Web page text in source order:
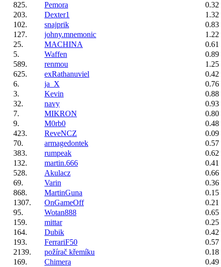
825.
Pemora
0.32
203.
Dexter1
1.32
102.
snajprik
0.83
127.
johny.mnemonic
1.22
25.
MACHINA
0.61
5.
Waffen
0.89
589.
renmou
1.25
625.
exRathanuviel
0.42
6.
ja_X
0.76
3.
Kevin
0.88
32.
navy
0.93
7.
MIKRON
0.80
9.
M0rb0
0.48
423.
ReveNCZ
0.09
70.
armagedontek
0.57
383.
rumpeak
0.62
132.
martin.666
0.41
528.
Akulacz
0.66
69.
Varin
0.36
868.
MartinGuna
0.15
1307.
OnGameOff
0.21
95.
Wotan888
0.65
159.
mittar
0.25
164.
Dubik
0.42
193.
FerrariF50
0.57
2139.
požírač křemíku
0.18
169.
Chimera
0.49